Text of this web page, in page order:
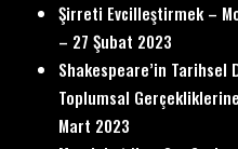
Şirreti Evcilleştirmek –
– 27 Şubat 2023
Shakespeare’in
Toplumsal
Mart 2023